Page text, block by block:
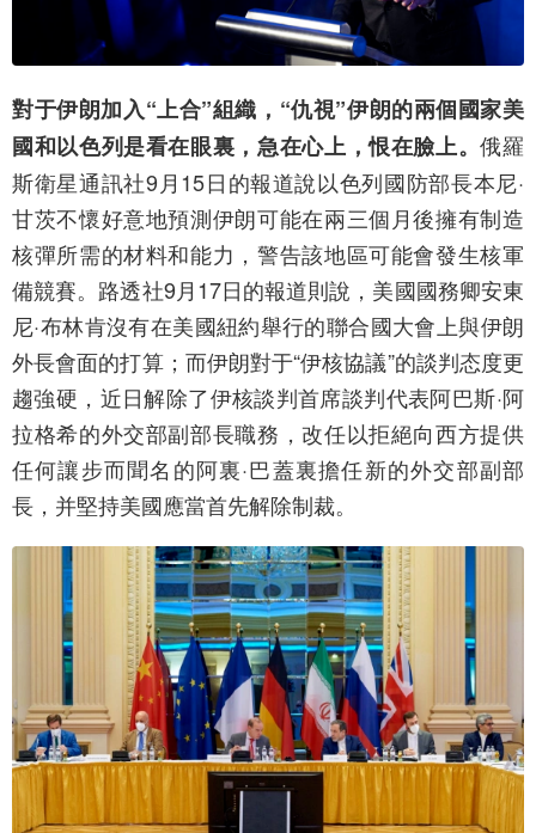
對于伊朗加入“上合”組織，“仇視”伊朗的兩個國家美
國和以色列是看在眼裏，急在心上，恨在臉上。俄羅
斯衛星通訊社9月15日的報道說以色列國防部長本尼·
甘茨不懷好意地預測伊朗可能在兩三個月後擁有制造
核彈所需的材料和能力，警告該地區可能會發生核軍
備競賽。路透社9月17日的報道則說，美國國務卿安東
尼·布林肯沒有在美國紐約舉行的聯合國大會上與伊朗
外長會面的打算；而伊朗對于“伊核協議”的談判态度更
趨強硬，近日解除了伊核談判首席談判代表阿巴斯·阿
拉格希的外交部副部長職務，改任以拒絕向西方提供
任何讓步而聞名的阿裏·巴蓋裏擔任新的外交部副部
長，并堅持美國應當首先解除制裁。